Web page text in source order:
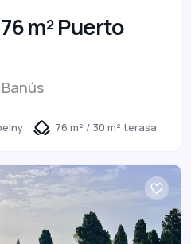
m² Puerto
76 m² / 30 m² terasa